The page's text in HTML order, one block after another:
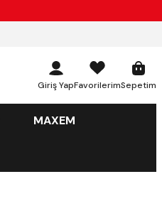
Giriş YapFavorilerimSepetim
MAXEM